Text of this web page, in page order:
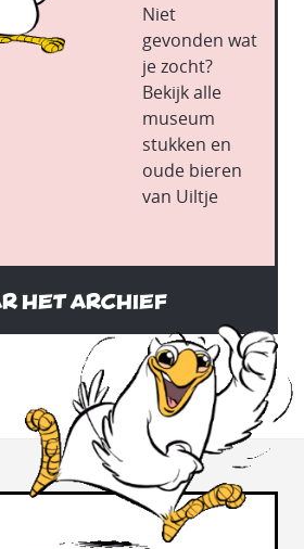
Niet
gevonden wat
je zocht?
Bekijk alle
museum
stukken en
oude bieren
van Uiltje
het archief